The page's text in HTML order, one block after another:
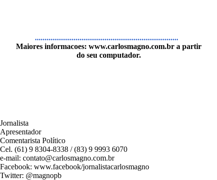
..........................................................................
Maiores informacoes: www.carlosmagno.com.bra partir
do seu computador.
Jornalista
Apresentador
Comentarista Político
Cel. (61) 9 8304-8338 / (83) 9 9993 6070
e-mail: contato@carlosmagno.com.br
Facebook: www.facebook/jornalistacarlosmagno
Twitter: @magnopb